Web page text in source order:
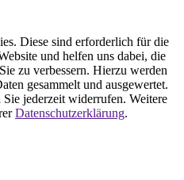
Diese sind erforderlich für die
und helfen uns dabei, die
zu verbessern. Hierzu werden
gesammelt und ausgewertet.
jederzeit widerrufen. Weitere
Datenschutzerklärung.